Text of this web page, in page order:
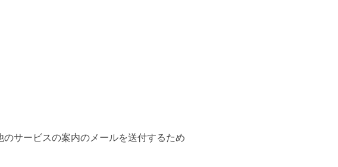
サービスの案内のメールを送付するため